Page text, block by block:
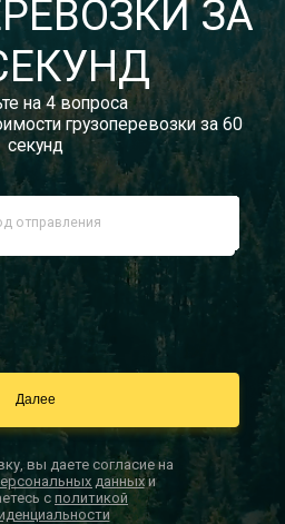
8 (800) 533-86-05
Звонок по России бесплатный
Заказать звонок
Статьи
Новости
Документы
Контакты
ЗА
на 4 вопроса
грузоперевозки за 60
секунд
вы даете согласие на
данныхи
с политикой